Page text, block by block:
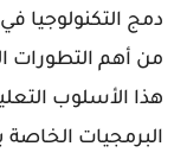
دمج التكنولوجيا
من أهم التطورات
هذا الأسلوب
البرمجيات الخاصة